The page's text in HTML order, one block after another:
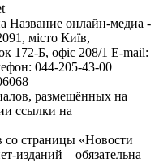
Название онлайн-медиа -
місто Київ,
Б, офіс 208/1 E-mail:
044-205-43-00
размещённых на
ссылки на
страницы «Новости
изданий – обязательна